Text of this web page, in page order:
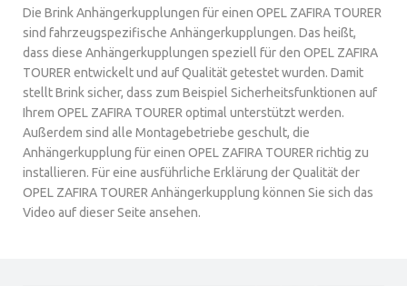
Die Brink Anhängerkupplungen für einen OPEL ZAFIRA TOURER
sind fahrzeugspezifische Anhängerkupplungen. Das heißt,
dass diese Anhängerkupplungen speziell für den OPEL ZAFIRA
TOURER entwickelt und auf Qualität getestet wurden. Damit
stellt Brink sicher, dass zum Beispiel Sicherheitsfunktionen auf
Ihrem OPEL ZAFIRA TOURER optimal unterstützt werden.
Außerdem sind alle Montagebetriebe geschult, die
Anhängerkupplung für einen OPEL ZAFIRA TOURER richtig zu
installieren. Für eine ausführliche Erklärung der Qualität der
OPEL ZAFIRA TOURER Anhängerkupplung können Sie sich das
Video auf dieser Seite ansehen.